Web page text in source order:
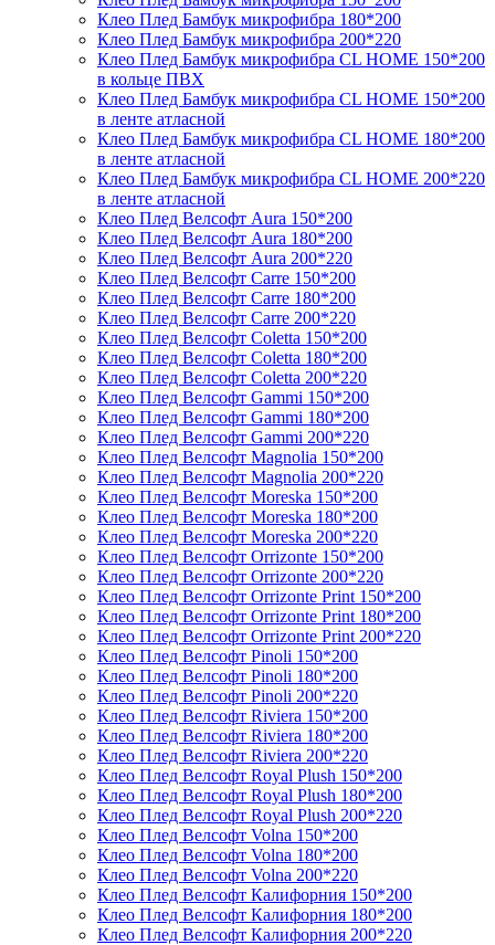
Клео Плед Бамбук микрофибра 180*200
Клео Плед Бамбук микрофибра 200*220
Клео Плед Бамбук микрофибра CL HOME 150*200
в кольце ПВХ
Клео Плед Бамбук микрофибра CL HOME 150*200
в ленте атласной
Клео Плед Бамбук микрофибра CL HOME 180*200
в ленте атласной
Клео Плед Бамбук микрофибра CL HOME 200*220
в ленте атласной
Клео Плед Велсофт Aura 150*200
Клео Плед Велсофт Aura 180*200
Клео Плед Велсофт Aura 200*220
Клео Плед Велсофт Carre 150*200
Клео Плед Велсофт Carre 180*200
Клео Плед Велсофт Carre 200*220
Клео Плед Велсофт Coletta 150*200
Клео Плед Велсофт Coletta 180*200
Клео Плед Велсофт Coletta 200*220
Клео Плед Велсофт Gammi 150*200
Клео Плед Велсофт Gammi 180*200
Клео Плед Велсофт Gammi 200*220
Клео Плед Велсофт Magnolia 150*200
Клео Плед Велсофт Magnolia 200*220
Клео Плед Велсофт Moreska 150*200
Клео Плед Велсофт Moreska 180*200
Клео Плед Велсофт Moreska 200*220
Клео Плед Велсофт Orrizonte 150*200
Клео Плед Велсофт Orrizonte 200*220
Клео Плед Велсофт Orrizonte Print 150*200
Клео Плед Велсофт Orrizonte Print 180*200
Клео Плед Велсофт Orrizonte Print 200*220
Клео Плед Велсофт Pinoli 150*200
Клео Плед Велсофт Pinoli 180*200
Клео Плед Велсофт Pinoli 200*220
Клео Плед Велсофт Riviera 150*200
Клео Плед Велсофт Riviera 180*200
Клео Плед Велсофт Riviera 200*220
Клео Плед Велсофт Royal Plush 150*200
Клео Плед Велсофт Royal Plush 180*200
Клео Плед Велсофт Royal Plush 200*220
Клео Плед Велсофт Volna 150*200
Клео Плед Велсофт Volna 180*200
Клео Плед Велсофт Volna 200*220
Клео Плед Велсофт Калифорния 150*200
Клео Плед Велсофт Калифорния 180*200
Клео Плед Велсофт Калифорния 200*220